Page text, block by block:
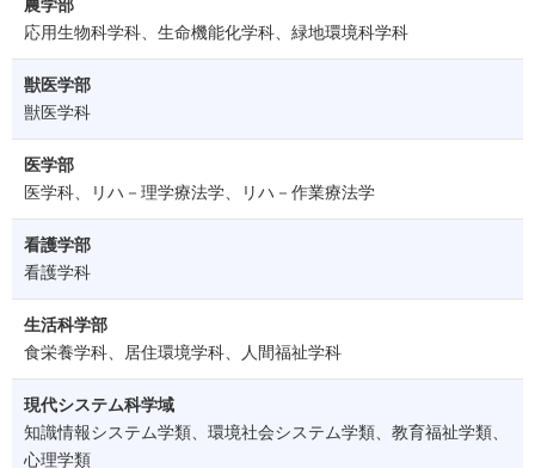
農学部
応用生物科学科、生命機能化学科、緑地環境科学科
獣医学部
獣医学科
医学部
医学科、リハ－理学療法学、リハ－作業療法学
看護学部
看護学科
生活科学部
食栄養学科、居住環境学科、人間福祉学科
現代システム科学域
知識情報システム学類、環境社会システム学類、教育福祉学類、
心理学類